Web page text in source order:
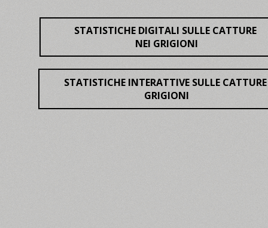
STATISTICHE DIGITALI SULLE CATTURE
NEI GRIGIONI
STATISTICHE INTERATTIVE SULLE
GRIGIONI